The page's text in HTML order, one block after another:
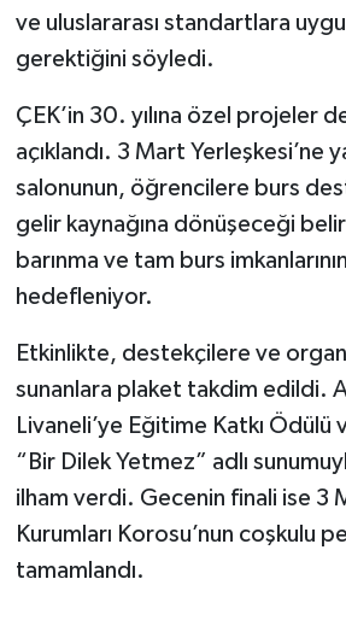
ve uluslararası standartlara
gerektiğini söyledi.
ÇEK’in 30. yılına özel projeler
açıklandı. 3 Mart Yerleşkesi’ne
salonunun, öğrencilere burs
gelir kaynağına dönüşeceği
barınma ve tam burs imkanlarının
hedefleniyor.
Etkinlikte, destekçilere ve
sunanlara plaket takdim edildi.
Livaneli’ye Eğitime Katkı Ödülü
“Bir Dilek Yetmez” adlı
ilham verdi. Gecenin finali ise 3
Kurumları Korosu’nun coşkulu
tamamlandı.